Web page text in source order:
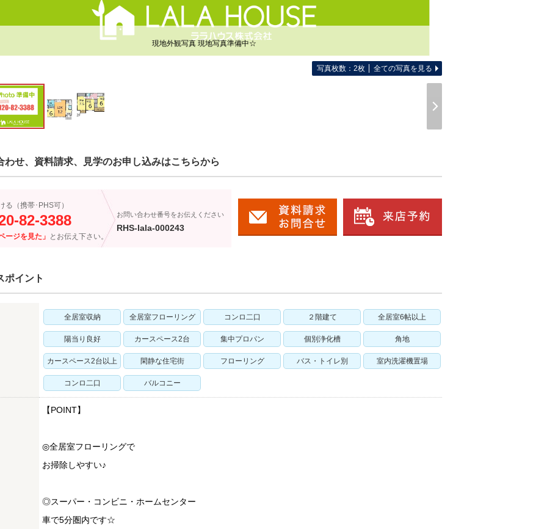
現地外観写真 現地写真準備中☆
写真枚数：2枚 全ての写真を見る
わせ、資料請求、見学のお申し込みはこちらから
る（携帯･PHS可）
82-3388
ージを見た」 とお伝え下さい。
お問い合わせ番号をお伝えください
RHS-lala-000243
ポイント
全居室収納 全居室フローリング コンロ二口 ２階建て 全居室6帖以上
陽当り良好 カースペース2台 集中プロパン 個別浄化槽 角地
カースペース2台以上 閑静な住宅街 フローリング バス・トイレ別 室内洗濯機置場
コンロ二口 バルコニー
【POINT】
◎全居室フローリングで
お掃除しやすい♪
◎スーパー・コンビニ・ホームセンター
車で5分圏内です☆